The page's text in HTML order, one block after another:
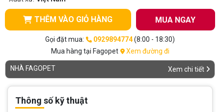
THÊM VÀO GIỎ HÀNG MUA NGAY
Gọi đặt mua: 0929894774(8:00 - 18:30)
Mua hàng tại Fagopet
Xem đường đi
NHÀ FAGOPET Xem chi tiết
Thông số kỹ thuật